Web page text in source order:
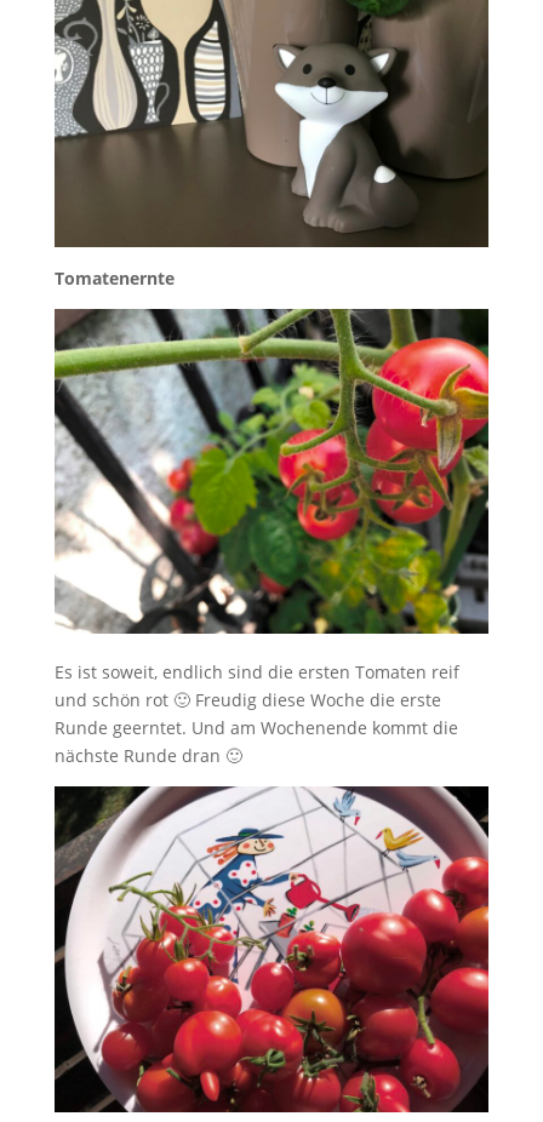
Tomatenernte
Es ist soweit, endlich sind die ersten Tomaten reif
und schön rot 🙂 Freudig diese Woche die erste
Runde geerntet. Und am Wochenende kommt die
nächste Runde dran 🙂